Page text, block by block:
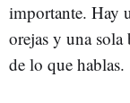
importante. Hay
orejas y una sola
de lo que hablas.